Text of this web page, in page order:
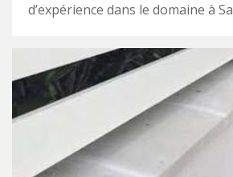
d’expérience dans le domaine à